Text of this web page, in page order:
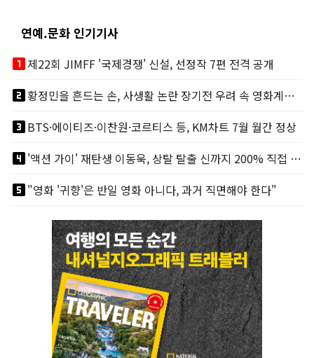
연예.문화 인기기사
looks_one제22회 JIMFF '국제경쟁' 신설, 선정작 7편 전격 공개
looks_two
황정민을 흔드는 손, 사생활 논란 장기전 우려 속 영화계도 리스크
looks_3BTS·에이티즈·이찬원·코르티스 등, KM차트 7월 월간 정상
looks_4
'액션 가이' 재탄생 이동욱, 상탈 탈출 신까지 200% 직접 소화
looks_5"영화 '귀향'은 반일 영화 아니다, 과거 직면해야 한다"